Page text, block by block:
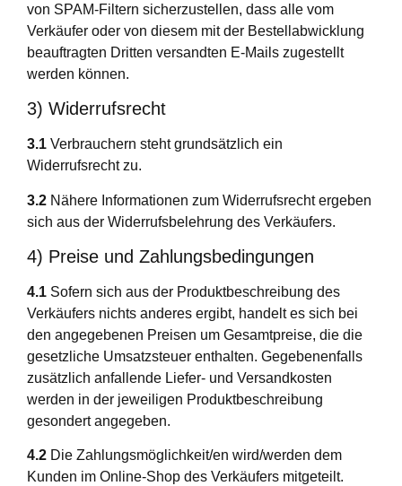
von SPAM-Filtern sicherzustellen, dass alle vom
Verkäufer oder von diesem mit der Bestellabwicklung
beauftragten Dritten versandten E-Mails zugestellt
werden können.
3) Widerrufsrecht
3.1 Verbrauchern steht grundsätzlich ein
Widerrufsrecht zu.
3.2 Nähere Informationen zum Widerrufsrecht ergeben
sich aus der Widerrufsbelehrung des Verkäufers.
4) Preise und Zahlungsbedingungen
4.1 Sofern sich aus der Produktbeschreibung des
Verkäufers nichts anderes ergibt, handelt es sich bei
den angegebenen Preisen um Gesamtpreise, die die
gesetzliche Umsatzsteuer enthalten. Gegebenenfalls
zusätzlich anfallende Liefer- und Versandkosten
werden in der jeweiligen Produktbeschreibung
gesondert angegeben.
4.2 Die Zahlungsmöglichkeit/en wird/werden dem
Kunden im Online-Shop des Verkäufers mitgeteilt.